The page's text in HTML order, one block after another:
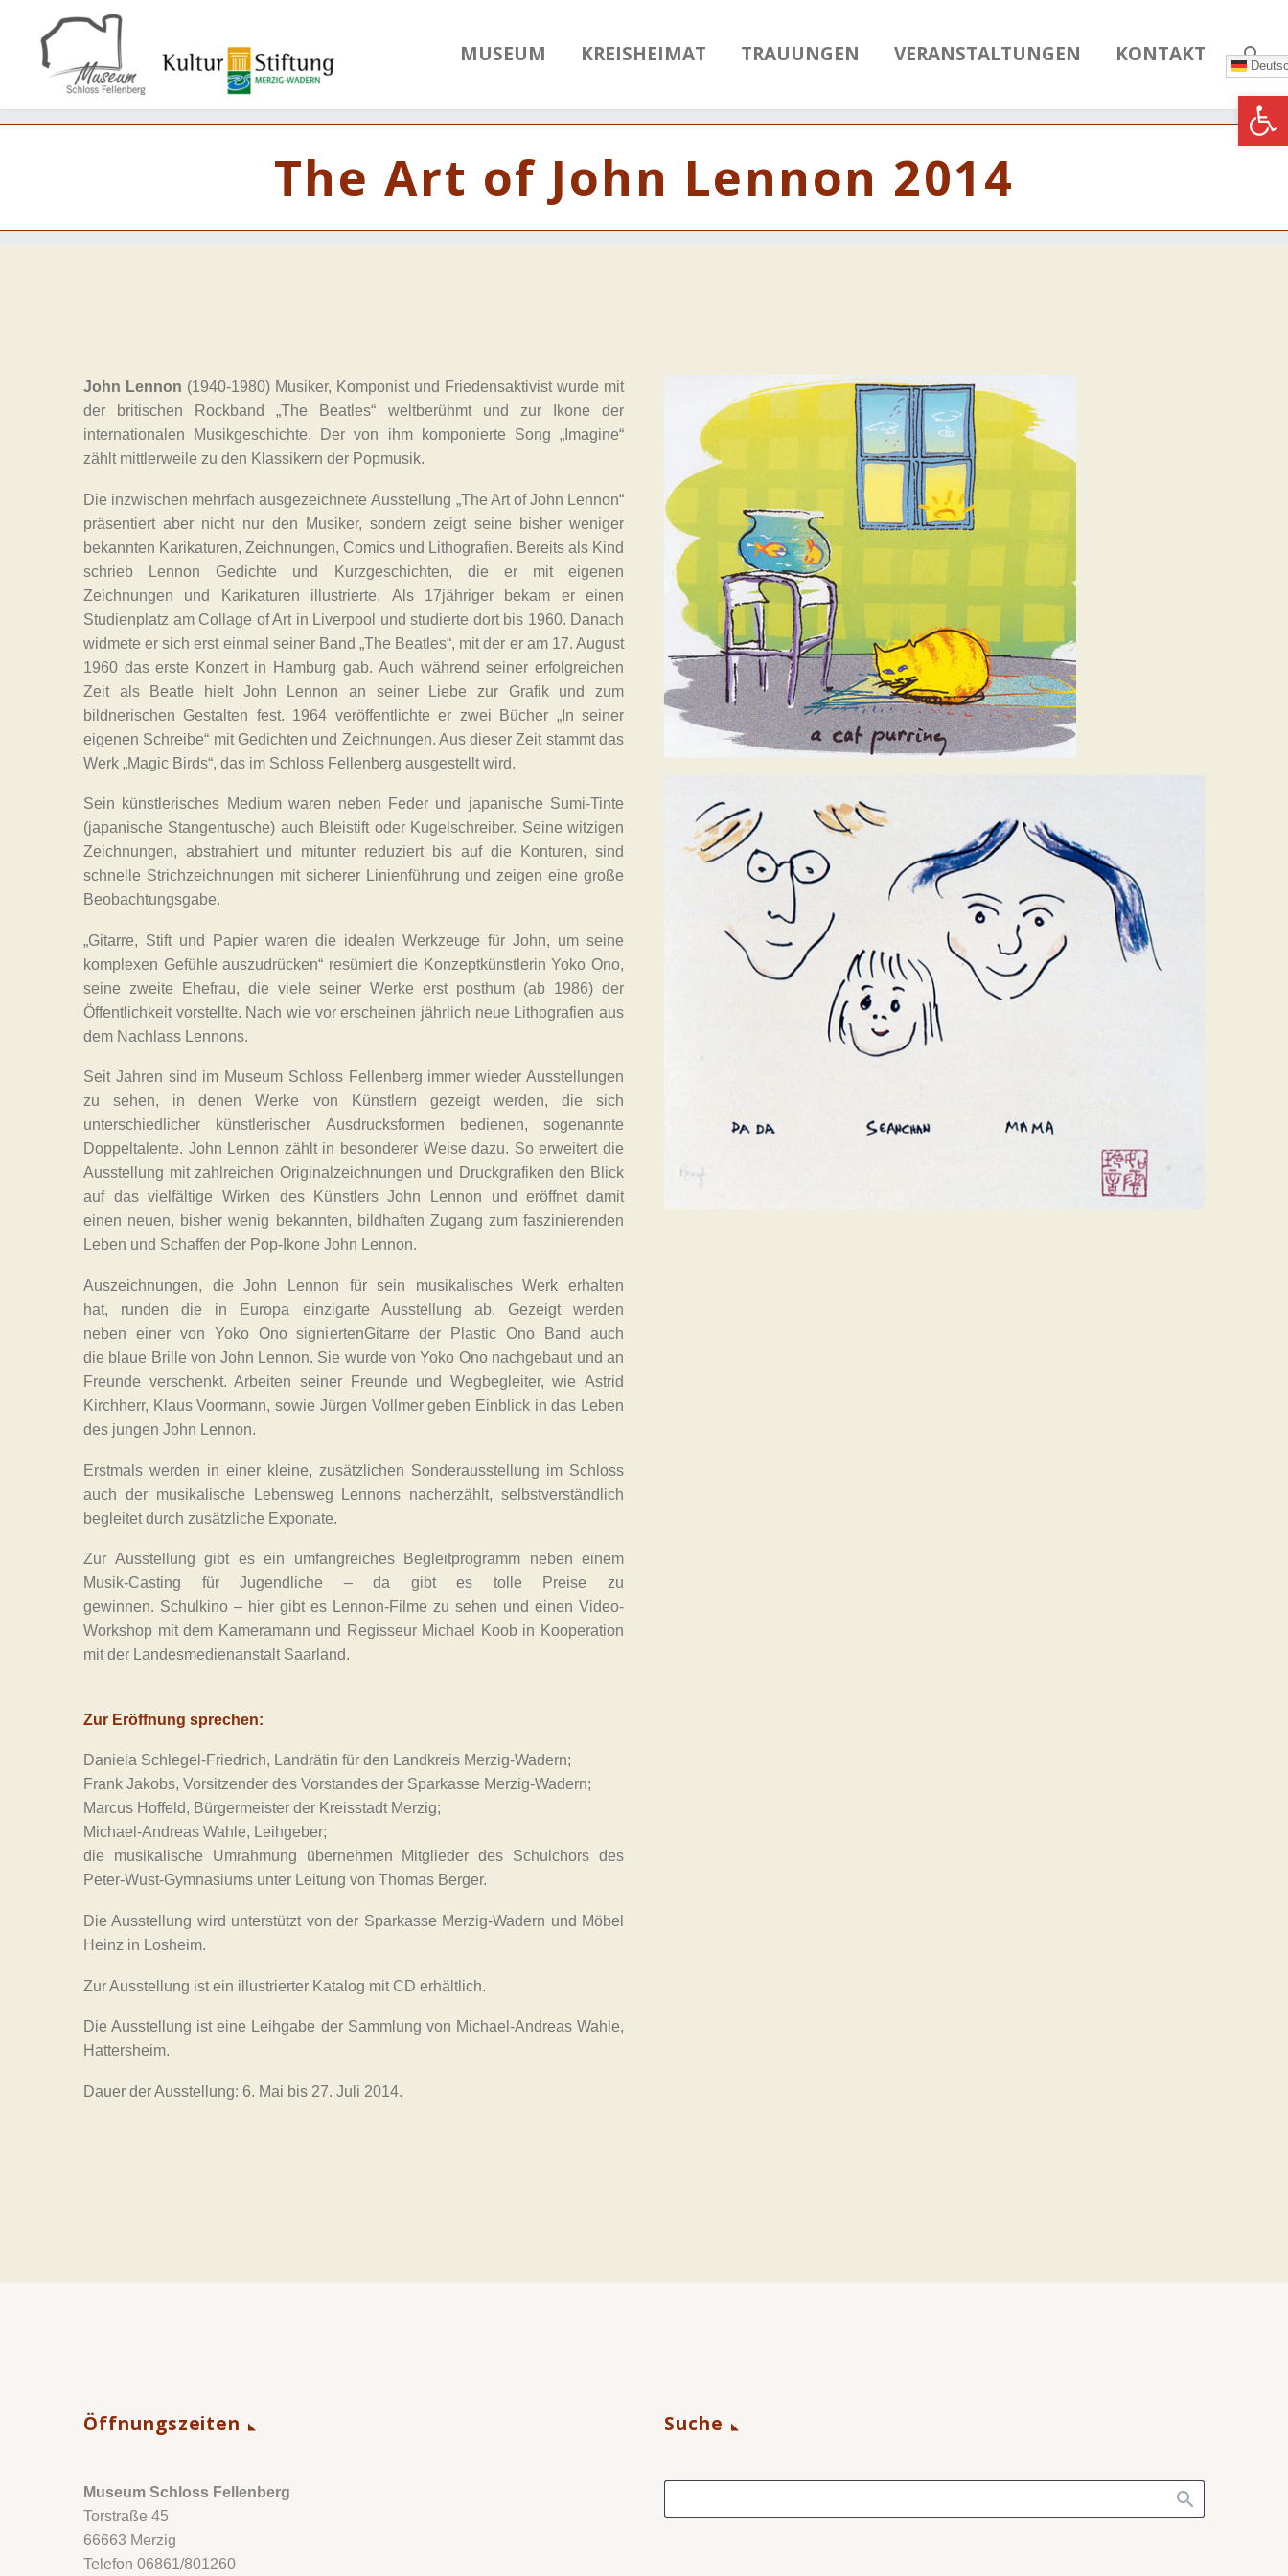
MUSEUM KREISHEIMAT TRAUUNGEN VERANSTALTUNGEN KONTAKT
The Art of John Lennon 2014
John Lennon (1940-1980) Musiker, Komponist und Friedensaktivist wurde mit
der britischen Rockband „The Beatles“ weltberühmt und zur Ikone der
internationalen Musikgeschichte. Der von ihm komponierte Song „Imagine“
zählt mittlerweile zu den Klassikern der Popmusik.
Die inzwischen mehrfach ausgezeichnete Ausstellung „The Art of John Lennon“
präsentiert aber nicht nur den Musiker, sondern zeigt seine bisher weniger
bekannten Karikaturen, Zeichnungen, Comics und Lithografien. Bereits als Kind
schrieb Lennon Gedichte und Kurzgeschichten, die er mit eigenen
Zeichnungen und Karikaturen illustrierte. Als 17jähriger bekam er einen
Studienplatz am Collage of Art in Liverpool und studierte dort bis 1960. Danach
widmete er sich erst einmal seiner Band „The Beatles“, mit der er am 17. August
1960 das erste Konzert in Hamburg gab. Auch während seiner erfolgreichen
Zeit als Beatle hielt John Lennon an seiner Liebe zur Grafik und zum
bildnerischen Gestalten fest. 1964 veröffentlichte er zwei Bücher „In seiner
eigenen Schreibe“ mit Gedichten und Zeichnungen. Aus dieser Zeit stammt das
Werk „Magic Birds“, das im Schloss Fellenberg ausgestellt wird.
Sein künstlerisches Medium waren neben Feder und japanische Sumi-Tinte
(japanische Stangentusche) auch Bleistift oder Kugelschreiber. Seine witzigen
Zeichnungen, abstrahiert und mitunter reduziert bis auf die Konturen, sind
schnelle Strichzeichnungen mit sicherer Linienführung und zeigen eine große
Beobachtungsgabe.
„Gitarre, Stift und Papier waren die idealen Werkzeuge für John, um seine
komplexen Gefühle auszudrücken“ resümiert die Konzeptkünstlerin Yoko Ono,
seine zweite Ehefrau, die viele seiner Werke erst posthum (ab 1986) der
Öffentlichkeit vorstellte. Nach wie vor erscheinen jährlich neue Lithografien aus
dem Nachlass Lennons.
Seit Jahren sind im Museum Schloss Fellenberg immer wieder Ausstellungen
zu sehen, in denen Werke von Künstlern gezeigt werden, die sich
unterschiedlicher künstlerischer Ausdrucksformen bedienen, sogenannte
Doppeltalente. John Lennon zählt in besonderer Weise dazu. So erweitert die
Ausstellung mit zahlreichen Originalzeichnungen und Druckgrafiken den Blick
auf das vielfältige Wirken des Künstlers John Lennon und eröffnet damit
einen neuen, bisher wenig bekannten, bildhaften Zugang zum faszinierenden
Leben und Schaffen der Pop-Ikone John Lennon.
Auszeichnungen, die John Lennon für sein musikalisches Werk erhalten
hat, runden die in Europa einzigarte Ausstellung ab. Gezeigt werden
neben einer von Yoko Ono signiertenGitarre der Plastic Ono Band auch
die blaue Brille von John Lennon. Sie wurde von Yoko Ono nachgebaut und an
Freunde verschenkt. Arbeiten seiner Freunde und Wegbegleiter, wie Astrid
Kirchherr, Klaus Voormann, sowie Jürgen Vollmer geben Einblick in das Leben
des jungen John Lennon.
Erstmals werden in einer kleine, zusätzlichen Sonderausstellung im Schloss
auch der musikalische Lebensweg Lennons nacherzählt, selbstverständlich
begleitet durch zusätzliche Exponate.
Zur Ausstellung gibt es ein umfangreiches Begleitprogramm neben einem
Musik-Casting für Jugendliche – da gibt es tolle Preise zu
gewinnen. Schulkino – hier gibt es Lennon-Filme zu sehen und einen Video-
Workshop mit dem Kameramann und Regisseur Michael Koob in Kooperation
mit der Landesmedienanstalt Saarland.
Zur Eröffnung sprechen:
Daniela Schlegel-Friedrich, Landrätin für den Landkreis Merzig-Wadern;
Frank Jakobs, Vorsitzender des Vorstandes der Sparkasse Merzig-Wadern;
Marcus Hoffeld, Bürgermeister der Kreisstadt Merzig;
Michael-Andreas Wahle, Leihgeber;
die musikalische Umrahmung übernehmen Mitglieder des Schulchors des
Peter-Wust-Gymnasiums unter Leitung von Thomas Berger.
Die Ausstellung wird unterstützt von der Sparkasse Merzig-Wadern und Möbel
Heinz in Losheim.
Zur Ausstellung ist ein illustrierter Katalog mit CD erhältlich.
Die Ausstellung ist eine Leihgabe der Sammlung von Michael-Andreas Wahle,
Hattersheim.
Dauer der Ausstellung: 6. Mai bis 27. Juli 2014.
Öffnungszeiten
Museum Schloss Fellenberg
Torstraße 45
66663 Merzig
Telefon 06861/801260
Suche